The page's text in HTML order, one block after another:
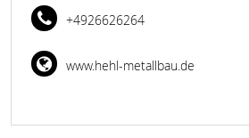
+4926626264
www.hehl-metallbau.de